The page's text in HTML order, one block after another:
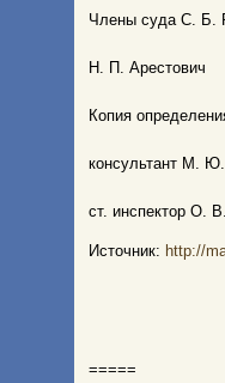
Члены суда С. Б.
Н. П. Арестович
Копия
консультант М.
ст. инспектор О.
Источник: http://
=====